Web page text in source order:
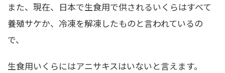
また、現在、日本で生食用で供されるいくらはすべて
養殖サケか、冷凍を解凍したものと言われているの
で、
生食用いくらにはアニサキスはいないと言えます。